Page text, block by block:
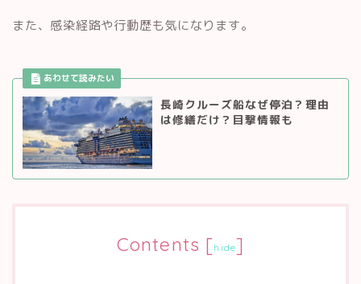
また、感染経路や行動歴も気になります。
長崎クルーズ船なぜ停泊？理由
は修繕だけ？目撃情報も
Contents [ hide]